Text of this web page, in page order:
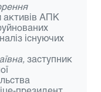
активів АПК
існуючих
заступник